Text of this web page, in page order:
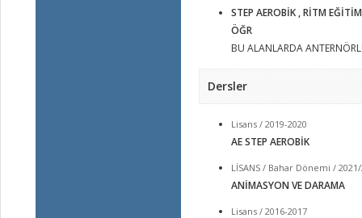
STEP AEROBİK , RİTM
ÖĞR
BU ALANLARDA
Dersler
Lisans / 2019-2020
AE STEP AEROBİK
LİSANS / Bahar Dönemi /
ANİMASYON VE DARAMA
Lisans / 2016-2017